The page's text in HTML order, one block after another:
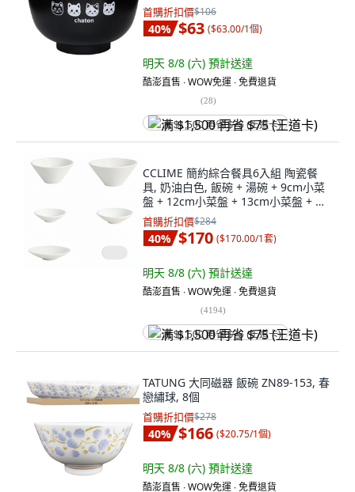
首購折扣價$106
40% $63 ($63.00/1個)
明天 8/8 (六) 預計送達
酷澎直售 ∙ WOW免運 ∙ 免費退貨
(28)
满 $1,500 再省 $75 (王道卡)
CCLIME 簡約綜合餐具6入組 陶瓷餐
具, 奶油白色, 飯碗 + 湯碗 + 9cm小菜
盤 + 12cm小菜盤 + 13cm小菜盤 + 匙
筷架, 1套
首購折扣價$284
40% $170 ($170.00/1套)
明天 8/8 (六) 預計送達
酷澎直售 ∙ WOW免運 ∙ 免費退貨
(4194)
满 $1,500 再省 $75 (王道卡)
TATUNG 大同磁器 飯碗 ZN89-153, 春
戀繡球, 8個
首購折扣價$278
40% $166 ($20.75/1個)
明天 8/8 (六) 預計送達
酷澎直售 ∙ WOW免運 ∙ 免費退貨